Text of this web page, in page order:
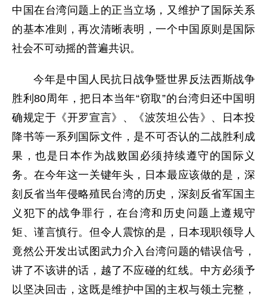
中国在台湾问题上的正当立场，又维护了国际关系
的基本准则，再次清晰表明，一个中国原则是国际
社会不可动摇的普遍共识。
今年是中国人民抗日战争暨世界反法西斯战争
胜利80周年，把日本当年“窃取”的台湾归还中国明
确规定于《开罗宣言》、《波茨坦公告》、日本投
降书等一系列国际文件，是不可否认的二战胜利成
果，也是日本作为战败国必须持续遵守的国际义
务。在今年这一关键年头，日本最应该做的是，深
刻反省当年侵略殖民台湾的历史，深刻反省军国主
义犯下的战争罪行，在台湾和历史问题上遵规守
矩、谨言慎行。但令人震惊的是，日本现职领导人
竟然公开发出试图武力介入台湾问题的错误信号，
讲了不该讲的话，越了不应碰的红线。中方必须予
以坚决回击，这既是维护中国的主权与领土完整，